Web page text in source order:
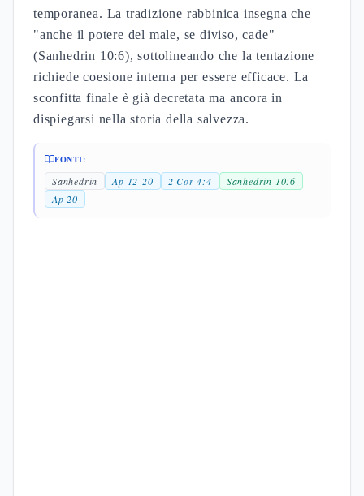
temporanea. La tradizione rabbinica insegna che
"anche il potere del male, se diviso, cade"
(Sanhedrin 10:6), sottolineando che la tentazione
richiede coesione interna per essere efficace. La
sconfitta finale è già decretata ma ancora in
dispiegarsi nella storia della salvezza.
FONTI:
Sanhedrin Ap 12-20 2 Cor 4:4
Sanhedrin 10:6
Ap 20